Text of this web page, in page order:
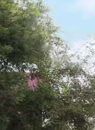
潍坊大顺
地址：山
道兴安北
国际业务